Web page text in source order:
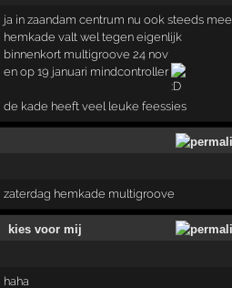
ja in zaandam centrum nu ook steeds
hemkade valt wel tegen eigenlijk
binnenkort multigroove 24 nov
en op 19 januari mindcontroller
de kade heeft veel leuke feessies
zaterdag hemkade multigroove
kies voor mij
haha